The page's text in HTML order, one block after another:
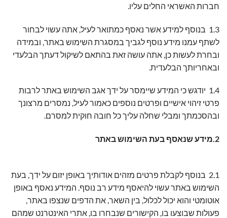
חברות האשראי החלים עליו.
1.3 בנוסף למידע אשר נאסף כמתואר לעיל, אתה עשוי לבחור
לשתף עמנו מידע נוסף לגביך במסגרת השימוש באתר, ובמידה
ובחרת לעשות כן, אתה עושה זאת בהתאם לשיקול דעתך הבלעדי
ובאחריותך הבלעדית.
1.4 יודגש כי המידע שיימסר על ידך אגב השימוש באתר לרבות
פרטי זיהוי אישיים ופרטים נוספים כאמור לעיל, נמסרים מרצונך
ובהסכמתך ומבלי שחלה עליך כל חובה חוקית למסרם.
2.מידע שנאסף בעת השימוש באתר
2.1 בנוסף לקבלת פרטים מזהים אודותיך באופן יזום על ידך, בעת
השימוש באתר עשוי להיאסף מידע רב נוסף. המידע נאסף באופן
אוטומטי והוא יכול לכלול, בין השאר, את הדפים שנצפו באתר,
פעולות שבוצעו בו, הקישורים שנבחרו בו, אתרי האינטרנט שמהם